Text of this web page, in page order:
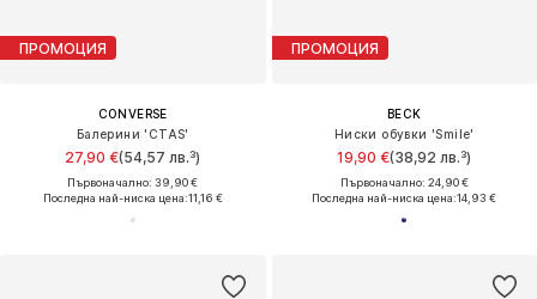
ПРОМОЦИЯ
CONVERSE
Балерини 'CTAS'
27,90 €(54,57 лв.³)
Първоначално: 39,90 €
Последна най-ниска цена:11,16 €
ПРОМОЦИЯ
BECK
Ниски обувки 'Smile'
19,90 €(38,92 лв.³)
Първоначално: 24,90 €
Последна най-ниска цена:14,93 €